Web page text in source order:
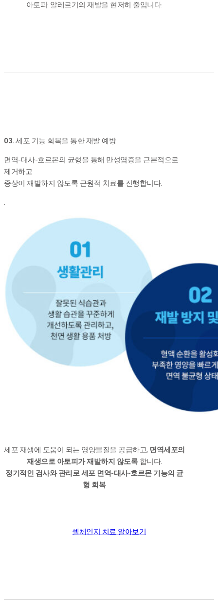
아토피· 알레르기의 재발을 현저히 줄입니다.
03. 세포 기능 회복을 통한 재발 예방
면역-대사-호르몬의 균형을 통해 만성염증을 근본적으로
제거하고
증상이 재발하지 않도록 근원적 치료를 진행합니다.
.
세포 재생에 도움이 되는 영양물질을 공급하고, 면역세포의
재생으로 아토피가 재발하지 않도록합니다.
정기적인 검사와 관리로 세포 면역-대사-호르몬 기능의 균
형 회복
셀체인지 치료 알아보기